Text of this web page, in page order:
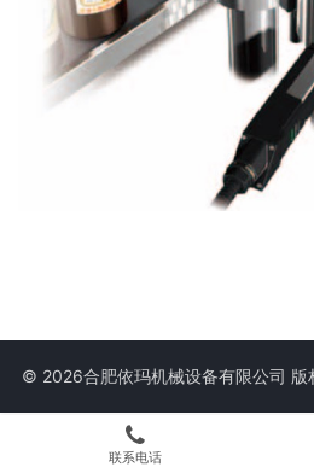
© 2026合肥依玛机械设备有限公司 版
联系电话